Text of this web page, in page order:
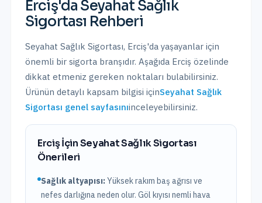
Erciş'da Seyahat Sağlık
Sigortası Rehberi
Seyahat Sağlık Sigortası, Erciş'da yaşayanlar için
önemli bir sigorta branşıdır. Aşağıda Erciş özelinde
dikkat etmeniz gereken noktaları bulabilirsiniz.
Ürünün detaylı kapsam bilgisi içinSeyahat Sağlık
Sigortası genel sayfasınıinceleyebilirsiniz.
ErcişİçinSeyahat Sağlık Sigortası
Önerileri
Sağlık altyapısı:Yüksek rakım baş ağrısı ve
nefes darlığına neden olur. Göl kıyısı nemli hava